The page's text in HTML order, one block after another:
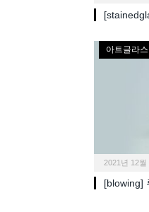
아트글라스
2021년 12월
[blowing]